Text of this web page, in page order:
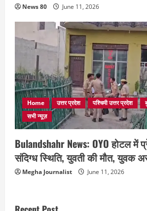
News 80 June 11, 2026
Home उत्तर प्रदेश पश्चिमी उत्तर प्रदेश
सभी न्यूज़
Bulandshahr News: OYO होटल में
संदिग्ध स्थिति, युवती की मौत, युवक
Megha Journalist June 11, 2026